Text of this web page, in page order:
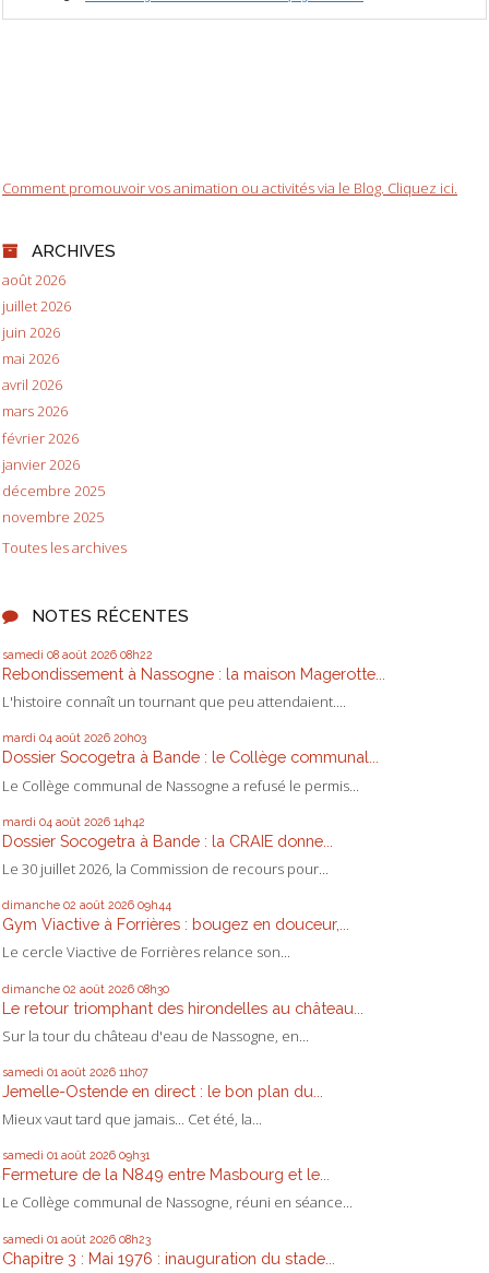
Comment promouvoir vos animation ou activités via le Blog. Cliquez ici.
ARCHIVES
août 2026
juillet 2026
juin 2026
mai 2026
avril 2026
mars 2026
février 2026
janvier 2026
décembre 2025
novembre 2025
Toutes les archives
NOTES RÉCENTES
samedi 08 août 2026 08h22
Rebondissement à Nassogne : la maison Magerotte...
L'histoire connaît un tournant que peu attendaient....
mardi 04 août 2026 20h03
Dossier Socogetra à Bande : le Collège communal...
Le Collège communal de Nassogne a refusé le permis...
mardi 04 août 2026 14h42
Dossier Socogetra à Bande : la CRAIE donne...
Le 30 juillet 2026, la Commission de recours pour...
dimanche 02 août 2026 09h44
Gym Viactive à Forrières : bougez en douceur,...
Le cercle Viactive de Forrières relance son...
dimanche 02 août 2026 08h30
Le retour triomphant des hirondelles au château...
Sur la tour du château d'eau de Nassogne, en...
samedi 01 août 2026 11h07
Jemelle-Ostende en direct : le bon plan du...
Mieux vaut tard que jamais... Cet été, la...
samedi 01 août 2026 09h31
Fermeture de la N849 entre Masbourg et le...
Le Collège communal de Nassogne, réuni en séance...
samedi 01 août 2026 08h23
Chapitre 3 : Mai 1976 : inauguration du stade...